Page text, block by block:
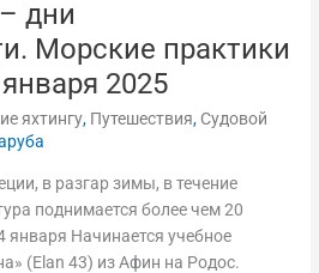
дни
Морские практики
2025
яхтингу, Путешествия, Судовой
в разгар зимы, в течение
поднимается более чем 20
января Начинается учебное
(Elan 43) из Афин на Родос.